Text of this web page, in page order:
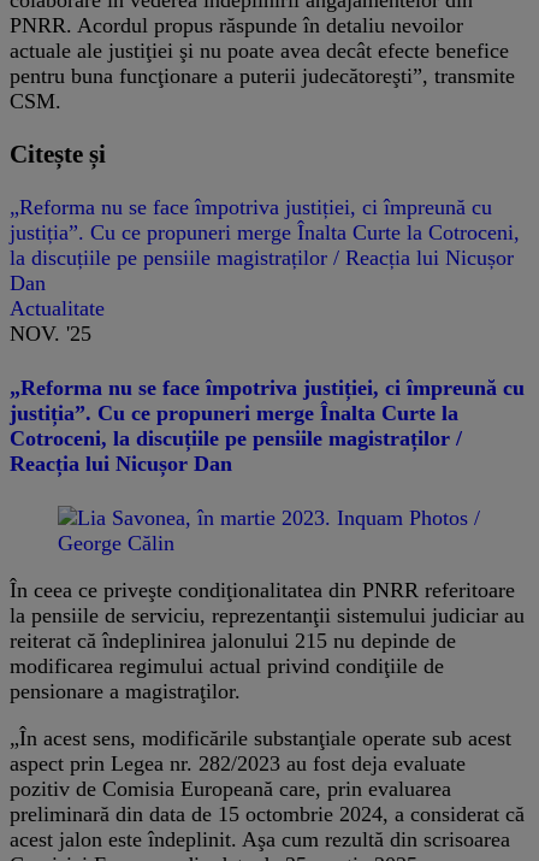
PNRR. Acordul propus răspunde în detaliu nevoilor
actuale ale justiţiei şi nu poate avea decât efecte benefice
pentru buna funcţionare a puterii judecătoreşti”, transmite
CSM.
Citește și
„Reforma nu se face împotriva justiției, ci împreună cu
justiția”. Cu ce propuneri merge Înalta Curte la Cotroceni,
la discuțiile pe pensiile magistraților / Reacția lui Nicușor
Dan
Actualitate
NOV. '25
„Reforma nu se face împotriva justiției, ci împreună cu
justiția”. Cu ce propuneri merge Înalta Curte la
Cotroceni, la discuțiile pe pensiile magistraților /
Reacția lui Nicușor Dan
În ceea ce priveşte condiţionalitatea din PNRR referitoare
la pensiile de serviciu, reprezentanţii sistemului judiciar au
reiterat că îndeplinirea jalonului 215 nu depinde de
modificarea regimului actual privind condiţiile de
pensionare a magistraţilor.
„În acest sens, modificările substanţiale operate sub acest
aspect prin Legea nr. 282/2023 au fost deja evaluate
pozitiv de Comisia Europeană care, prin evaluarea
preliminară din data de 15 octombrie 2024, a considerat că
acest jalon este îndeplinit. Aşa cum rezultă din scrisoarea